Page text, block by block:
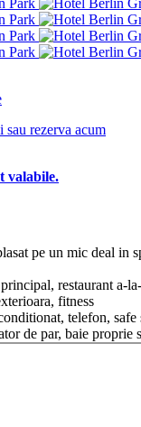
rezerva acum
valabile.
pe un mic deal in
restaurant a-
fitness
telefon,
de par, baie proprie